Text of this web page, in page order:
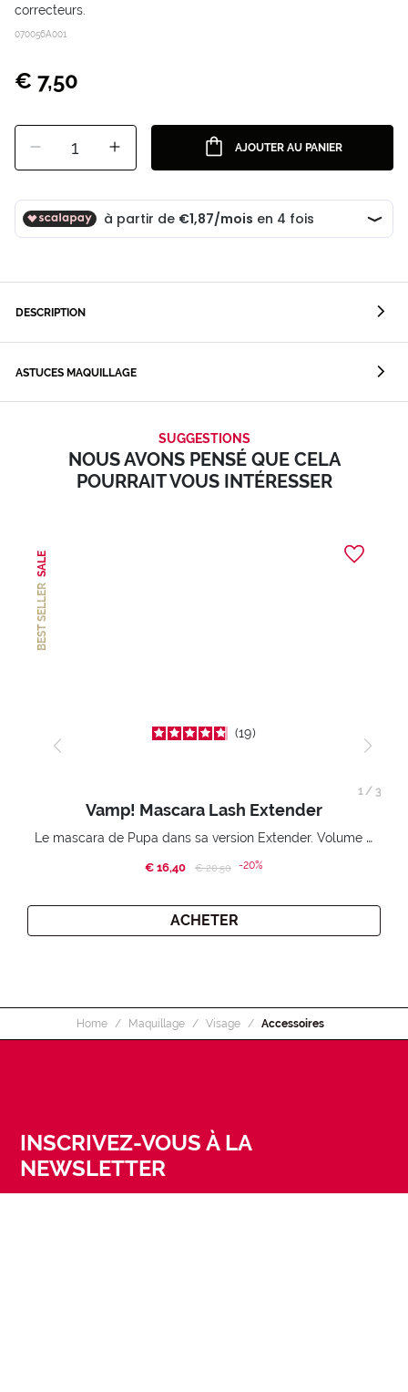
correcteurs.
070056A001
€ 7,50
1 AJOUTER AU PANIER
DESCRIPTION
ASTUCES MAQUILLAGE
SUGGESTIONS
NOUS AVONS PENSÉ QUE CELA
POURRAIT VOUS INTÉRESSER
BEST SELLER
SALE
19
Vamp! Mascara Lash Extender
Le mascara de Pupa dans sa version Extender. Volume extension 3D. Des cils amplifiés et liftés à l’infini.
€ 16,40 Price reduced from
€ 20,50to-20%
ACHETER
1 / 3
Home Maquillage Visage Accessoires
INSCRIVEZ-VOUS À LA
NEWSLETTER